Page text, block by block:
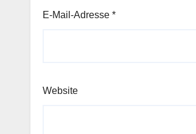
E-Mail-Adresse *
Website